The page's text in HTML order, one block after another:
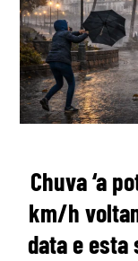
Chuva ‘a
km/h
data e esta